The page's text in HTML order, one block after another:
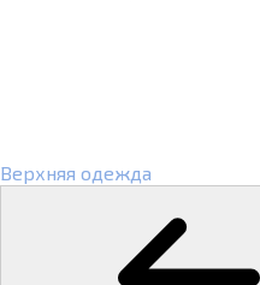
Верхняя одежда